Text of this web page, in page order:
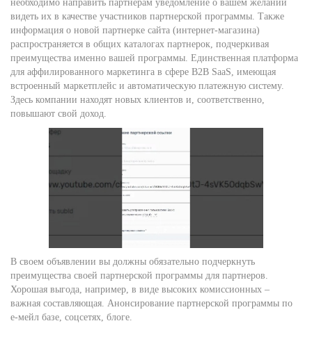
необходимо направить партнерам уведомление о вашем желании
видеть их в качестве участников партнерской программы. Также
информация о новой партнерке сайта (интернет-магазина)
распространяется в общих каталогах партнерок, подчеркивая
преимущества именно вашей программы. Единственная платформа
для аффилированного маркетинга в сфере B2B SaaS, имеющая
встроенный маркетплейс и автоматическую платежную систему.
Здесь компании находят новых клиентов и, соответственно,
повышают свой доход.
В своем объявлении вы должны обязательно подчеркнуть
преимущества своей партнерской программы для партнеров.
Хорошая выгода, например, в виде высоких комиссионных –
важная составляющая. Анонсирование партнерской программы по
е-мейл базе, соцсетях, блоге.